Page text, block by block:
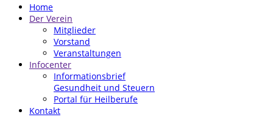
Home
Der Verein
Mitglieder
Vorstand
Veranstaltungen
Infocenter
Informationsbrief
Gesundheit und Steuern
Portal für Heilberufe
Kontakt